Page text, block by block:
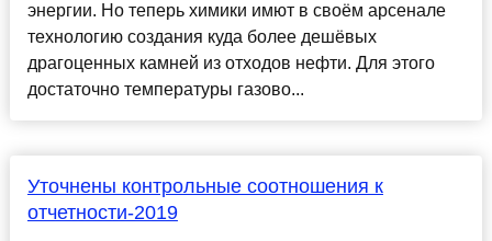
энергии. Но теперь химики имют в своём арсенале
технологию создания куда более дешёвых
драгоценных камней из отходов нефти. Для этого
достаточно температуры газово...
Уточнены контрольные соотношения к
отчетности-2019